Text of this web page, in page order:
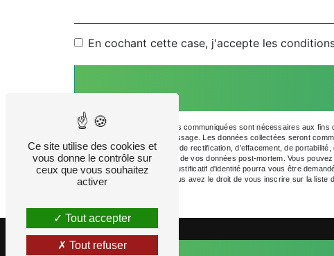
En cochant cette case, j'accepte les
** Les données personnelles communiquées sont nécessaires aux
but de répondre à votre message. Les données collectées seront
disposez de droits d’accès, de rectification, d’effacement, de
ainsi que d’organiser le sort de vos données post-mortem. Vous
info@ornerecyclage.fr. Un justificatif d'identité pourra vous être
gestion des contentieux. Vous avez le droit de vous inscrire sur la liste
Ce site utilise des cookies et
vous donne le contrôle sur
ceux que vous souhaitez
activer
Tout accepter
Tout refuser